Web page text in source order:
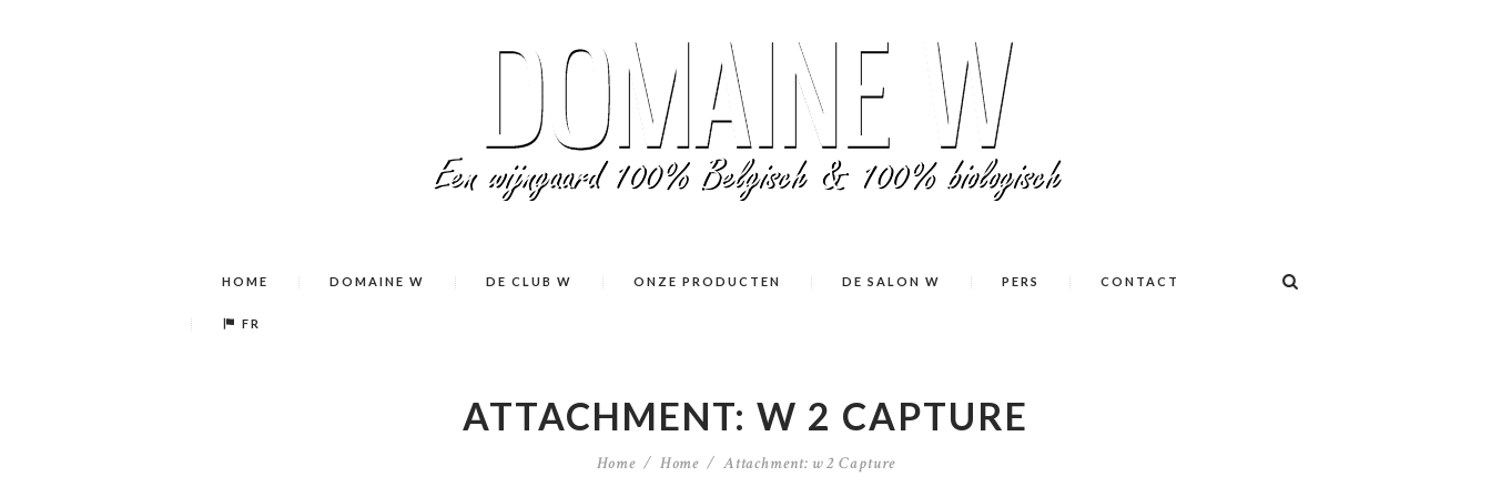
HOME DOMAINE W DE CLUB W ONZE PRODUCTEN DE SALON W PERS CONTACT
FR
ATTACHMENT: W 2 CAPTURE
Home Home Attachment: w 2 Capture